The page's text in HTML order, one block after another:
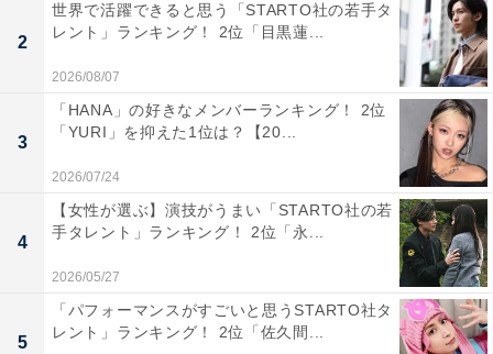
誌やCMなんかで活躍しそう（20代女性／東京都）」
「誠実なコメントと品の良さが幅広く愛されそう（30代
女性／京都府）」「ミタパンの愛称が浸透しているほど
人気がある（50代女性／石川県）」などの声が上がりま
した。
2
世界で活躍できると思う「STARTO社の若手タ
レント」ランキング！ 2位「目黒蓮...
2026/08/07
3
「HANA」の好きなメンバーランキング！ 2位
「YURI」を抑えた1位は？【20...
2026/07/24
4
【女性が選ぶ】演技がうまい「STARTO社の若
手タレント」ランキング！ 2位「永...
2026/05/27
5
「パフォーマンスがすごいと思うSTARTO社タ
レント」ランキング！ 2位「佐久間...